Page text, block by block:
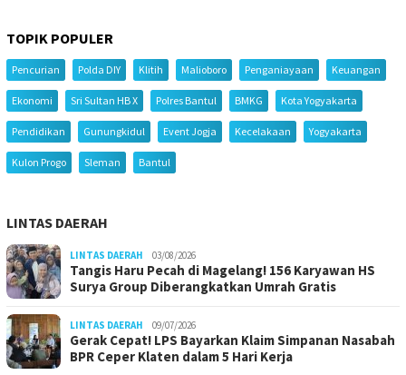
TOPIK POPULER
Pencurian Polda DIY Klitih Malioboro Penganiayaan Keuangan
Ekonomi Sri Sultan HB X Polres Bantul BMKG Kota Yogyakarta
Pendidikan Gunungkidul Event Jogja Kecelakaan Yogyakarta
Kulon Progo Sleman Bantul
LINTAS DAERAH
LINTAS DAERAH 03/08/2026
Tangis Haru Pecah di Magelang! 156 Karyawan HS
Surya Group Diberangkatkan Umrah Gratis
LINTAS DAERAH 09/07/2026
Gerak Cepat! LPS Bayarkan Klaim Simpanan Nasabah
BPR Ceper Klaten dalam 5 Hari Kerja